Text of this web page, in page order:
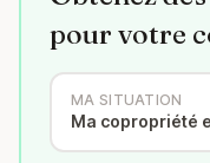
pour votre
MA SITUATION
Ma copropriété